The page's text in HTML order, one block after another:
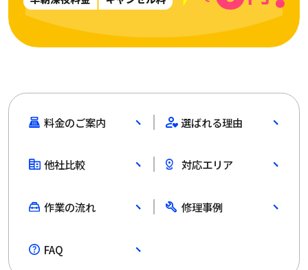
料金のご案内 選ばれる理由
他社比較 対応エリア
作業の流れ 修理事例
FAQ